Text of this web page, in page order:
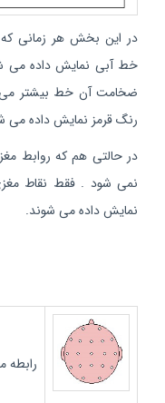
در این بخش هر زمانی که
خط آبی نمایش داده می
ضخامت آن خط بیشتر می
رنگ قرمز نمایش داده می
در حالتی هم که روابط
نمی شود . فقط نقاط
نمایش داده می شوند.
رابطه